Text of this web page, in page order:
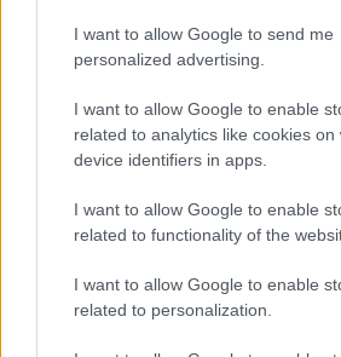
I want to allow Google to send me
personalized advertising.
I want to allow Google to enable
related to analytics like cookies on
device identifiers in apps.
I want to allow Google to enable
related to functionality of the
I want to allow Google to enable
related to personalization.